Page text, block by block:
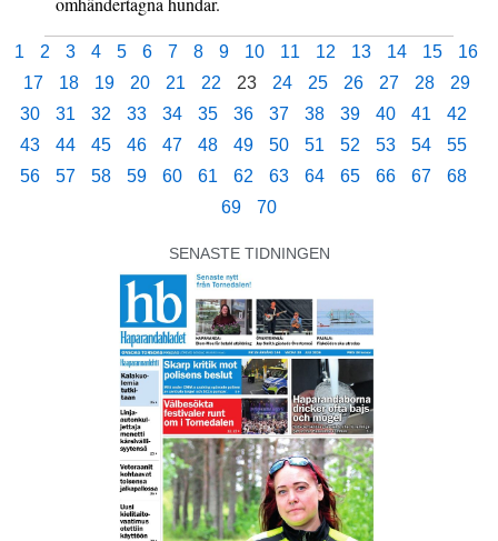
1 2 3 4 5 6 7 8 9 10 11 12 13 14 15
16
17
18 19 20 21 22 23 24 25 26 27 28
29
30
31 32 33 34 35 36 37 38 39 40 41
42
43
44 45 46 47 48 49 50 51 52 53 54
55
56
57 58 59 60 61 62 63 64 65 66 67
68
69
70
SENASTE TIDNINGEN